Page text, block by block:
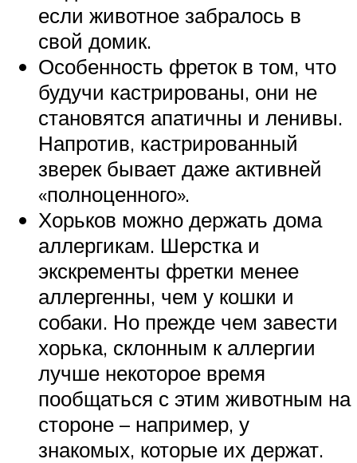
если животное забралось в
свой домик.
Особенность фреток в том, что
будучи кастрированы, они не
становятся апатичны и ленивы.
Напротив, кастрированный
зверек бывает даже активней
«полноценного».
Хорьков можно держать дома
аллергикам. Шерстка и
экскременты фретки менее
аллергенны, чем у кошки и
собаки. Но прежде чем завести
хорька, склонным к аллергии
лучше некоторое время
пообщаться с этим животным на
стороне – например, у
знакомых, которые их держат.